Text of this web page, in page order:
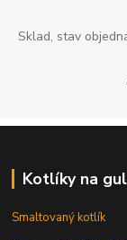
Sklad, stav
Kotlíky na
Smaltovaný kotlík